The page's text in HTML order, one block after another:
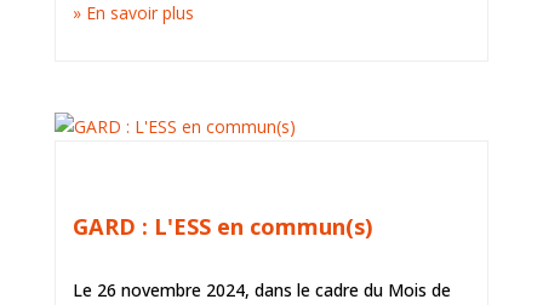
» En savoir plus
GARD : L'ESS en commun(s)
Le 26 novembre 2024, dans le cadre du Mois de